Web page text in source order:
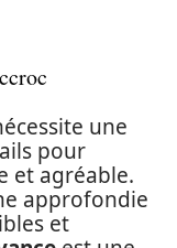
une
pour
et agréable.
approfondie
et